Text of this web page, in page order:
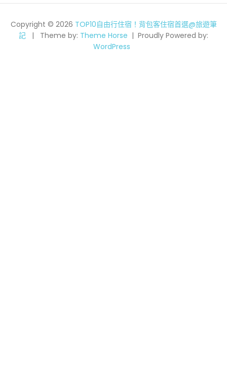
Copyright © 2026 TOP10自由行住宿！背包客住宿首選@旅遊筆
記
Theme by: Theme Horse
Proudly Powered by:
WordPress